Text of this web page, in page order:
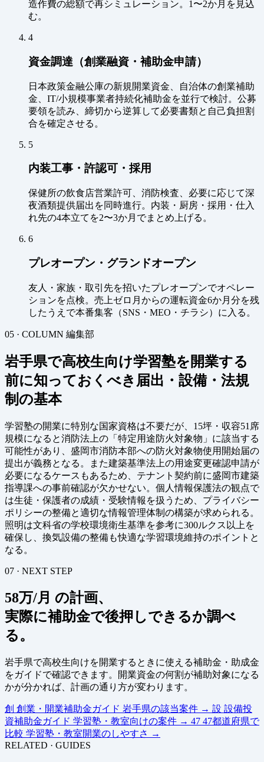
造作費の総額で再シミュレーション。1〜2か月を見込
む。
4
資金調達（創業融資・補助金申請）
日本政策金融公庫の新規開業資金、自治体の創業補助
金、IT/小規模事業者持続化補助金を並行で検討。公募
要領を読み、締切から逆算して必要書類と自己負担割
合を確定させる。
5
内装工事・許認可・採用
保健所の飲食店営業許可、消防検査、必要に応じて深
夜酒類提供届出を同時進行。内装・厨房・採用・仕入
れ先の4本立てを2〜3か月でまとめ上げる。
6
プレオープン・グランドオープン
友人・家族・取引先を招いたプレオープンでオペレー
ションを点検。売上ゼロ月からの運転資金6か月分を残
したうえで本番集客（SNS・MEO・チラシ）に入る。
05 · COLUMN 編集部
岩手県で高校生向け学習塾を開業する
前に知っておくべき届出・設備・法規
制の基本
学習塾の開業に特別な国家資格は不要だが、15坪・収容51席
規模になると消防法上の「特定用途防火対象物」に該当する
可能性があり、盛岡市消防本部への防火対象物使用開始届の
提出が義務となる。また建築基準法上の用途変更確認申請が
必要になるケースもあるため、テナント契約前に盛岡市建築
指導課への事前確認が欠かせない。個人情報保護法の観点で
は生徒・保護者の成績・受験情報を扱うため、プライバシー
ポリシーの整備と適切な情報管理体制の構築が求められる。
照明は文科省の学校環境衛生基準を参考に300ルクス以上を
確保し、換気設備の整備も快適な学習環境維持のポイントと
なる。
07 · NEXT STEP
58万/月 の計画、
実際に補助金で後押しできるか調べ
る。
岩手県で高校生向けを開業するときに使える補助金・助成金
をガイドで確認できます。開業資金の何割が補助対象になる
かが分かれば、計画の通り方が変わります。
創 創業・開業補助金ガイド 岩手県の該当案件 → 設 設備投
資補助金ガイド 学習塾・教室向けの案件 → 47 47都道府県で
比較 学習塾・教室開業のしやすさ →
RELATED · GUIDES